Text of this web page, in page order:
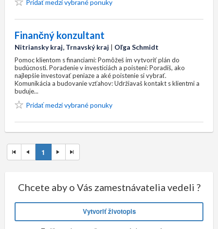
Pridať medzi vybrané ponuky
Finančný konzultant
Nitriansky kraj, Trnavský kraj | Oľga Schmidt
Pomoc klientom s financiami: Pomôžeš im vytvoriť plán do
budúcnosti. Poradenie v investíciách a poistení: Poradíš, ako
najlepšie investovať peniaze a aké poistenie si vybrať.
Komunikácia a budovanie vzťahov: Udržiavaš kontakt s klientmi a
buduje...
Pridať medzi vybrané ponuky
1
Chcete aby o Vás zamestnávatelia vedeli ?
Vytvoriť životopis